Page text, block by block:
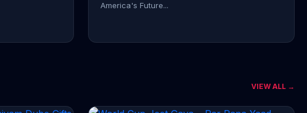
America's Future...
VIEW ALL →